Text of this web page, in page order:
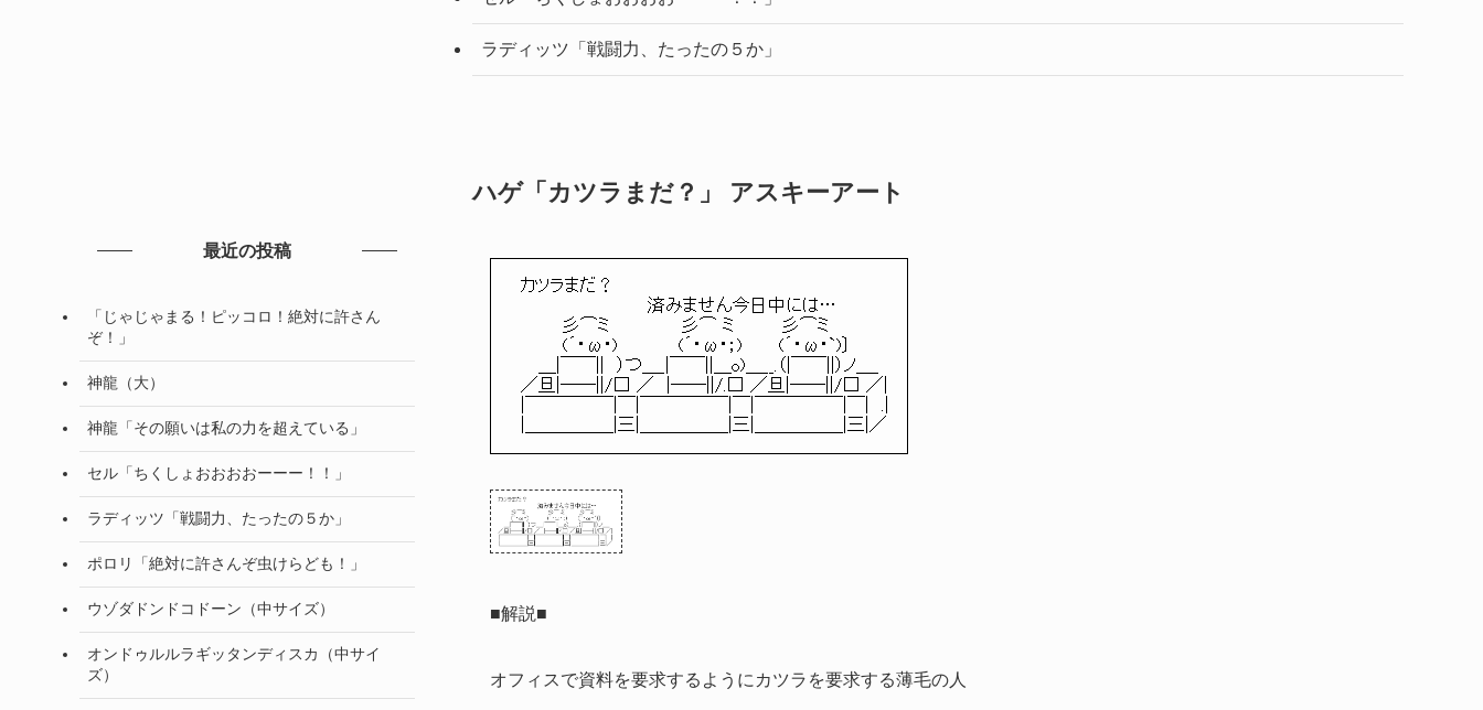
ラディッツ「戦闘力、たったの５か」
ハゲ「カツラまだ？」 アスキーアート
カツラまだ？
済みません今日中には…
彡⌒ミ 彡⌒ ミ 彡⌒ミ
(´・ω・) (´・ω・；) (´・ω・`)〕
＿|￣￣|| ）つ＿_|￣￣||＿o)＿__.（|￣￣||）ノ＿_
／旦|――||/□ ／ |――||/.□ ／旦|――||/□ ／|
|￣￣￣￣￣|￣|￣￣￣￣￣|￣|￣￣￣￣￣|￣| .|
|＿＿＿＿＿|三|＿＿＿＿＿|三|＿＿＿＿＿|三|／
■解説■
オフィスで資料を要求するようにカツラを要求する薄毛の人
最近の投稿
「じゃじゃまる！ピッコロ！絶対に許さん
ぞ！」
神龍（大）
神龍「その願いは私の力を超えている」
セル「ちくしょおおおおーーー！！」
ラディッツ「戦闘力、たったの５か」
ポロリ「絶対に許さんぞ虫けらども！」
ウゾダドンドコドーン（中サイズ）
オンドゥルルラギッタンディスカ（中サイ
ズ）